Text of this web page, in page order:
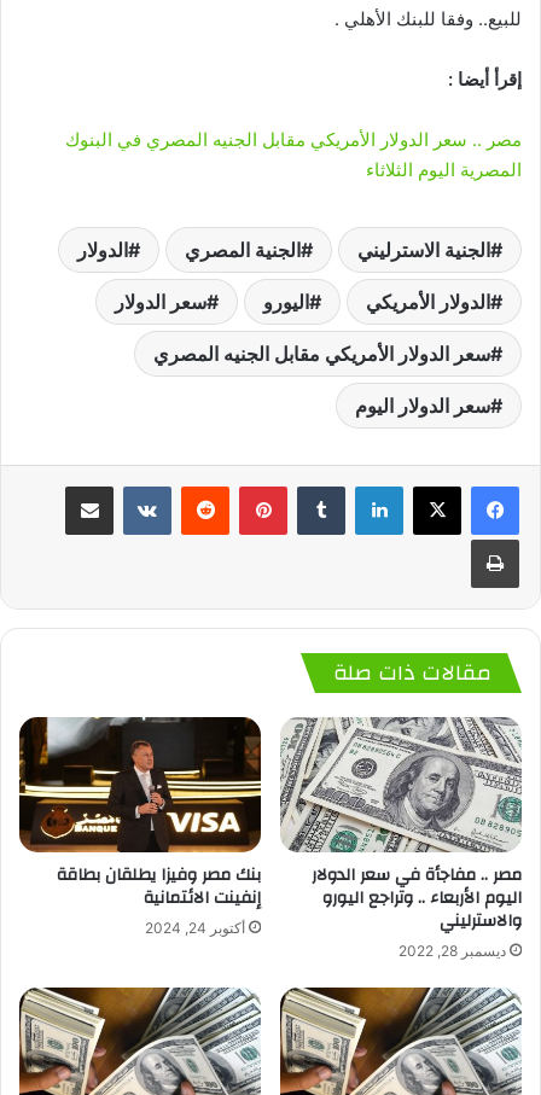
للبيع.. وفقا للبنك الأهلي .
إقرأ أيضا :
مصر .. سعر الدولار الأمريكي مقابل الجنيه المصري في البنوك
المصرية اليوم الثلاثاء
الجنية الاسترليني الجنية المصري الدولار
الدولار الأمريكي اليورو سعر الدولار
سعر الدولار الأمريكي مقابل الجنيه المصري
سعر الدولار اليوم
لينكدإن بينتيريست
مقالات ذات صلة
مصر .. مفاجأة في سعر الدولار
اليوم الأربعاء .. وتراجع اليورو
والاسترليني
ديسمبر 28, 2022
بنك مصر وفيزا يطلقان بطاقة
إنفينت الائتمانية
أكتوبر 24, 2024